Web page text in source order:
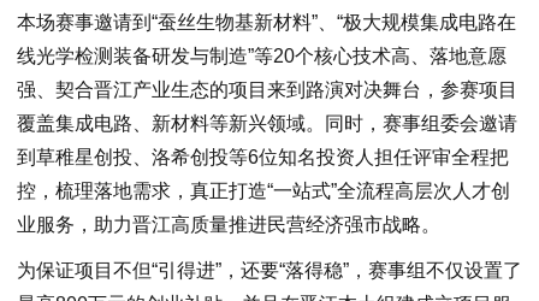
本场赛事邀请到“蚕丝生物基新材料”、“极大规模集成电路在
线光学检测装备研发与制造”等20个核心技术高、落地意愿
强、契合晋江产业生态的项目来到路演对决舞台，参赛项目
覆盖集成电路、新材料等新兴领域。同时，赛事组委会邀请
到草稚星创投、洛希创投等6位知名投资人担任评审全程把
控，梳理落地需求，真正打造“一站式”全流程高层次人才创
业服务，助力晋江高质量推进民营经济强市战略。
为保证项目不但“引得进”，还要“落得稳”，赛事组不仅设置了